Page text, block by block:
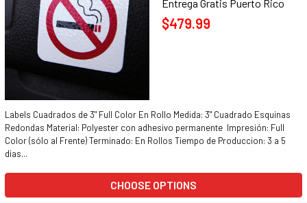
Entrega Gratis Puerto Rico
$479.99
Labels Cuadrados de 3" Full Color En Rollo Medida: 3" Cuadrado Esquinas
Redondas Material: Polyester con adhesivo permanente Impresión: Full
Color (sólo al Frente) Terminado: En Rollos Tiempo de Produccion: 3 a 5
dias...
CHOOSE OPTIONS